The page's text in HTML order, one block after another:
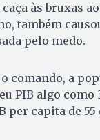
caça às bruxas
também
pelo medo.
comando, a
PIB algo
capita de